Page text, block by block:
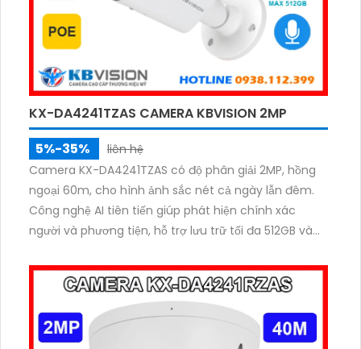
KX-DA4241TZAS CAMERA KBVISION 2MP
5%-35%
liên hệ
Camera KX-DA4241TZAS có độ phân giải 2MP, hồng
ngoại 60m, cho hình ảnh sắc nét cả ngày lẫn đêm.
Công nghệ AI tiên tiến giúp phát hiện chính xác
người và phương tiện, hỗ trợ lưu trữ tối đa 512GB và
nước, IK10 chống va đập, camera hoạt động bền bỉ
trong mọi điều kiện giá rẻ.